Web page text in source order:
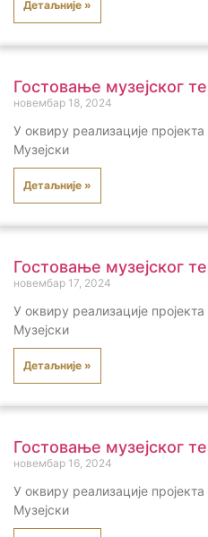
Детаљније »
Гостовање музејског
новембар 18, 2024
У оквиру реализације
Музејски
Детаљније »
Гостовање музејског
новембар 17, 2024
У оквиру реализације
Музејски
Детаљније »
Гостовање музејског
новембар 16, 2024
У оквиру реализације
Музејски